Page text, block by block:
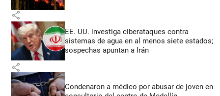
share
EE. UU. investiga ciberataques contra
sistemas de agua en al menos siete estados;
sospechas apuntan a Irán
share
Condenaron a médico por abusar de joven en